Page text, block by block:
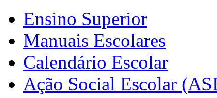
Ensino Superior
Manuais Escolares
Calendário Escolar
Ação Social Escolar